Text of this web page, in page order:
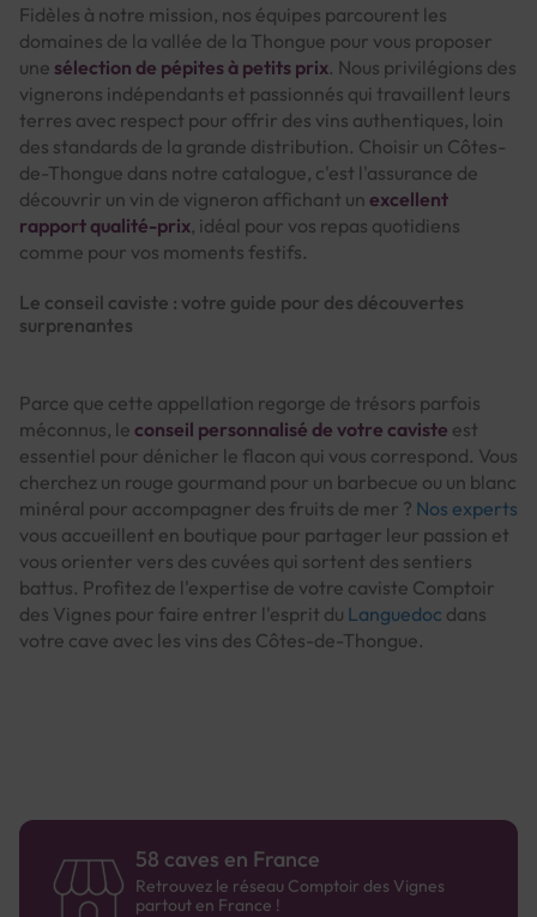
Fidèles à notre mission, nos équipes parcourent les
domaines de la vallée de la Thongue pour vous proposer
une sélection de pépites à petits prix. Nous privilégions des
vignerons indépendants et passionnés qui travaillent leurs
terres avec respect pour offrir des vins authentiques, loin
des standards de la grande distribution. Choisir un Côtes-
de-Thongue dans notre catalogue, c'est l'assurance de
découvrir un vin de vigneron affichant un excellent
rapport qualité-prix, idéal pour vos repas quotidiens
comme pour vos moments festifs.
Le conseil caviste : votre guide pour des découvertes
surprenantes
Parce que cette appellation regorge de trésors parfois
méconnus, le conseil personnalisé de votre caviste est
essentiel pour dénicher le flacon qui vous correspond. Vous
cherchez un rouge gourmand pour un barbecue ou un blanc
minéral pour accompagner des fruits de mer ? Nos experts
vous accueillent en boutique pour partager leur passion et
vous orienter vers des cuvées qui sortent des sentiers
battus. Profitez de l'expertise de votre caviste Comptoir
des Vignes pour faire entrer l'esprit du Languedoc dans
votre cave avec les vins des Côtes-de-Thongue.
58 caves en France
Retrouvez le réseau Comptoir des Vignes
partout en France !